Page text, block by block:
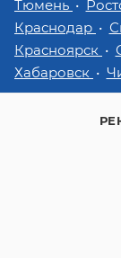
Тюмень
Краснодар
Красноярск
Хабаровск